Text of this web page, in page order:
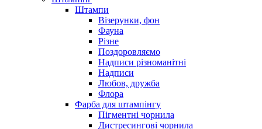
Штампи
Візерунки, фон
Фауна
Різне
Поздоровляємо
Надписи різноманітні
Надписи
Любов, дружба
Флора
Фарба для штампінгу
Пігментні чорнила
Дистресингові чорнила